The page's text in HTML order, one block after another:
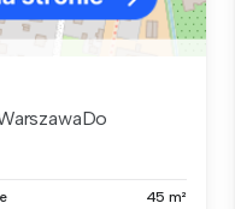
45 m²